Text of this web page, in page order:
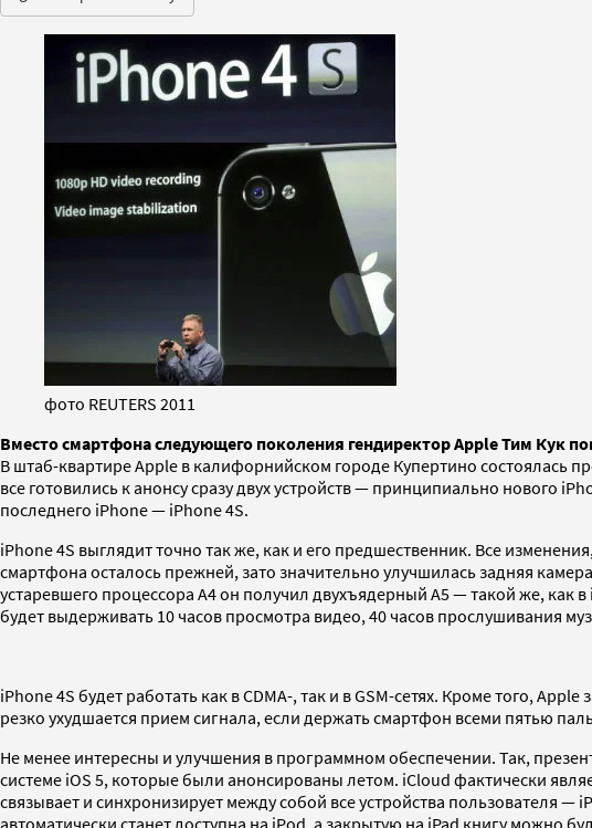
фото REUTERS 2011
Вместо смартфона следующего поколения гендиректор Apple Тим Кук
В штаб-квартире Apple в калифорнийском городе Купертино состоялась
все готовились к анонсу сразу двух устройств — принципиально нового
последнего iPhone — iPhone 4S.
iPhone 4S выглядит точно так же, как и его предшественник. Все
смартфона осталось прежней, зато значительно улучшилась задняя
устаревшего процессора A4 он получил двухъядерный A5 — такой же, как
будет выдерживать 10 часов просмотра видео, 40 часов прослушивания
iPhone 4S будет работать как в CDMA-, так и в GSM-сетях. Кроме того,
резко ухудшается прием сигнала, если держать смартфон всеми пятью
Не менее интересны и улучшения в программном обеспечении. Так,
системе iOS 5, которые были анонсированы летом. iCloud фактически
связывает и синхронизирует между собой все устройства пользователя
автоматически станет доступна на iPоd, а закрытую на iPad книгу можно